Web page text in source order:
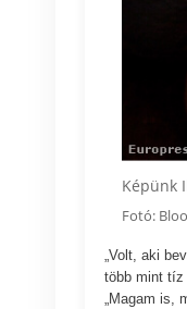
Képünk
Fotó:
„Volt, aki
több mint tíz
„Magam is,